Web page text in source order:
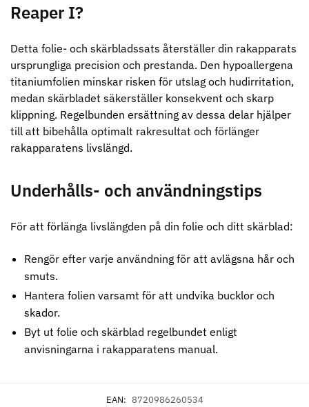
Reaper I?
Detta folie- och skärbladssats återställer din rakapparats
ursprungliga precision och prestanda. Den hypoallergena
titaniumfolien minskar risken för utslag och hudirritation,
medan skärbladet säkerställer konsekvent och skarp
klippning. Regelbunden ersättning av dessa delar hjälper
till att bibehålla optimalt rakresultat och förlänger
rakapparatens livslängd.
Underhålls- och användningstips
För att förlänga livslängden på din folie och ditt skärblad:
Rengör efter varje användning för att avlägsna hår och
smuts.
Hantera folien varsamt för att undvika bucklor och
skador.
Byt ut folie och skärblad regelbundet enligt
anvisningarna i rakapparatens manual.
EAN: 8720986260534
29.00 kr
Permanentspole 16 mm x 91
mm grå/antracit - 12 st
Info
WAHL - Specialolja för skär 118
ml
STORSÄLJARE